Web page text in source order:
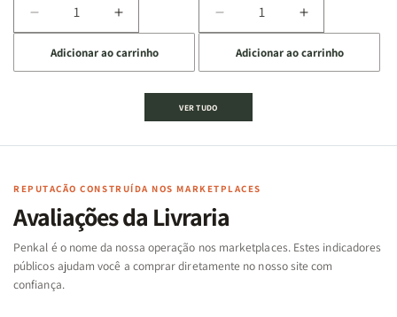
Diminuir
a
quantidade
de
Cartas
Famílias
Bíblia
-
Penkal
Aumentar
a
quantidade
de
Jogo
Cartas
Famílias
da
Bíblia
-
Penkal
Adicionar ao carrinho
Diminuir
a
quantidade
de
Jogo
|
de
Aumentar
a
quantidade
de
|
Adicionar ao carrinho
VER TUDO
REPUTAÇÃO CONSTRUÍDA NOS MARKETPLACES
Avaliações da Livraria
Penkal é o nome da nossa operação nos marketplaces. Estes indicadores
públicos ajudam você a comprar diretamente no nosso site com
confiança.